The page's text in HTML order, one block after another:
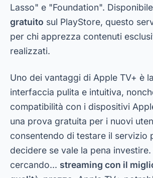
Lasso" e "Foundation".
gratuito sul PlayStore, questo
per chi apprezza contenuti
realizzati.
Uno dei vantaggi di Apple TV+ è
interfaccia pulita e intuitiva,
compatibilità con i dispositivi
una prova gratuita per i nuovi
consentendo di testare il servizio
decidere se vale la pena investire.
cercando... streaming con il